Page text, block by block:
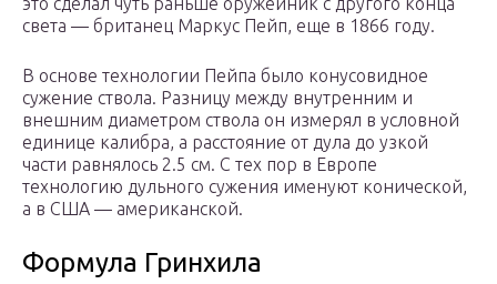
света — британец Маркус Пейп, еще в 1866 году.
В основе технологии Пейпа было конусовидное
сужение ствола. Разницу между внутренним и
внешним диаметром ствола он измерял в условной
единице калибра, а расстояние от дула до узкой
части равнялось 2.5 см. С тех пор в Европе
технологию дульного сужения именуют конической,
а в США — американской.
Формула Гринхила